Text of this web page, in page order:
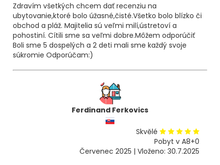
Zdravím všetkých chcem dať recenziu na
ubytovanie,ktoré bolo úžasné,čisté.Všetko bolo blízko či
obchod a pláž. Majitelia sú veľmi milí,ústretoví a
pohostiní. Cítili sme sa veľmi dobre.Môžem odporúčiť
Boli sme 5 dospelých a 2 deti mali sme každý svoje
súkromie Odporúčam:)
Ferdinand Ferkovics
Skvělé
Pobyt v A8+0
Červenec 2025 | Vloženo: 30.7.2025